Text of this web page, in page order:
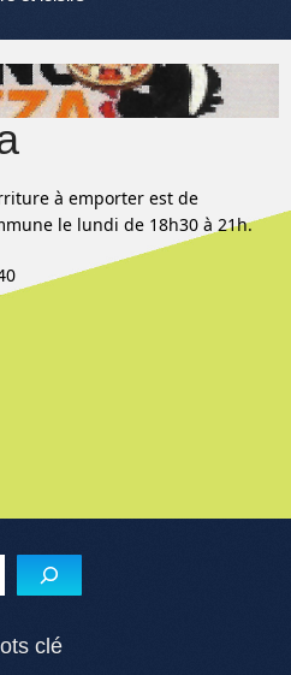
à emporter est de
le lundi de 18h30 à 21h.
clé